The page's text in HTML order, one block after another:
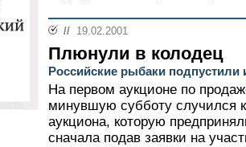
// 19.02.2001
Плюнули в колодец
Российские рыбаки
На первом аукционе по
минувшую субботу случился
аукциона, которую
сначала подав заявки на